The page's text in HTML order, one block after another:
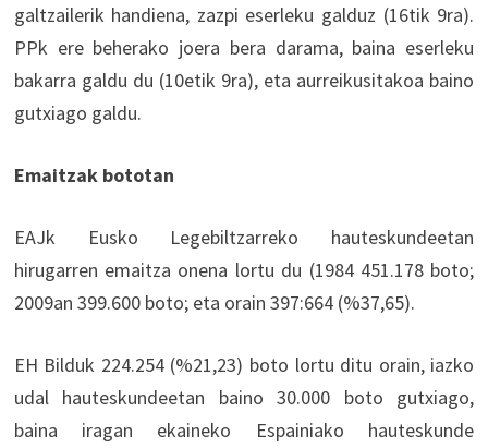
galtzailerik handiena, zazpi eserleku galduz (16tik 9ra).
PPk ere beherako joera bera darama, baina eserleku
bakarra galdu du (10etik 9ra), eta aurreikusitakoa baino
gutxiago galdu.
Emaitzak bototan
EAJk Eusko Legebiltzarreko hauteskundeetan
hirugarren emaitza onena lortu du (1984 451.178 boto;
2009an 399.600 boto; eta orain 397:664 (%37,65).
EH Bilduk 224.254 (%21,23) boto lortu ditu orain, iazko
udal hauteskundeetan baino 30.000 boto gutxiago,
baina iragan ekaineko Espainiako hauteskunde